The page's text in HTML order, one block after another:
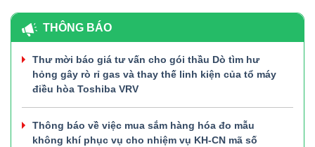
THÔNG BÁO
Thư mời báo giá tư vấn cho gói thầu Dò tìm hư
hỏng gây rò rỉ gas và thay thế linh kiện của tổ máy
điều hòa Toshiba VRV
Thông báo về việc mua sắm hàng hóa đo mẫu
không khí phục vụ cho nhiệm vụ KH-CN mã số